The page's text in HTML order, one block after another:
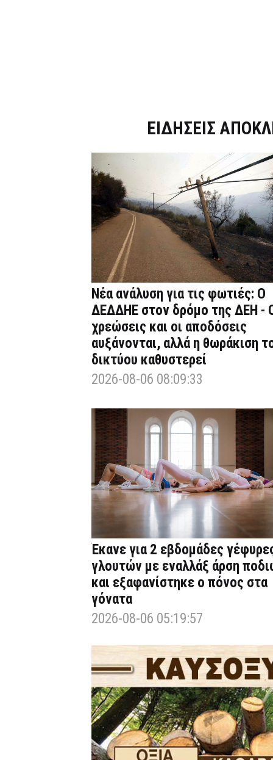
ΕΙΔΗΣΕΙΣ
Νέα ανάλυση για τις φωτιές: Ο
ΔΕΔΔΗΕ στον δρόμο της ΔΕΗ -
χρεώσεις και οι αποδόσεις
αυξάνονται, αλλά η θωράκιση
δικτύου καθυστερεί
2026-08-06 08:09:33
Έκανε για 2 εβδομάδες
γλουτών με εναλλάξ άρση
και εξαφανίστηκε ο πόνος στα
γόνατα
2026-08-06 05:19:57